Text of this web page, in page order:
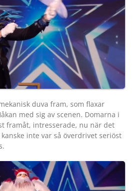
duva fram, som flaxar
med sig av scenen. Domarna i
framåt, intresserade, nu när det
inte var så överdrivet seriöst